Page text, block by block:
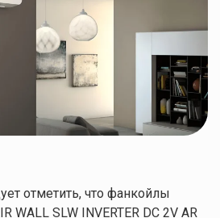
отметить, что фанкойлы
WALL SLW INVERTER DC 2V AR